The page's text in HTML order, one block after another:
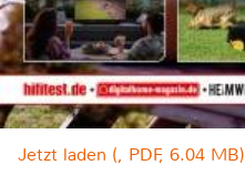
Jetzt laden (, PDF, 6.04 MB)